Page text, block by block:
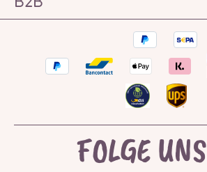
FOLGE UNS